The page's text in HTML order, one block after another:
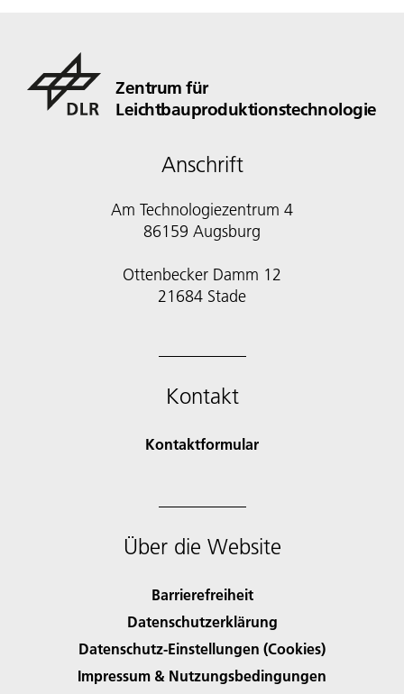
Zentrum für
Leichtbauproduktionstechnologie
Anschrift
Am Technologiezentrum 4
86159 Augsburg
Ottenbecker Damm 12
21684 Stade
Kontakt
Kontaktformular
Über die Website
Barrierefreiheit
Datenschutzerklärung
Datenschutz-Einstellungen (Cookies)
Impressum & Nutzungsbedingungen